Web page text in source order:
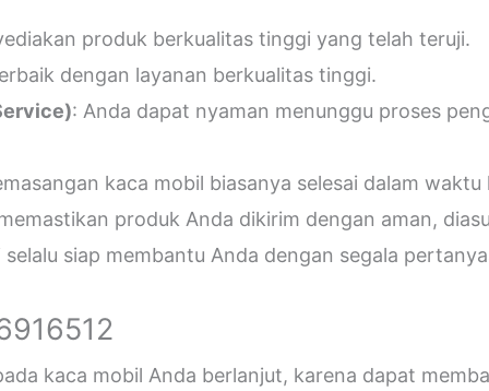
produk berkualitas tinggi yang telah teruji.
dengan layanan berkualitas tinggi.
: Anda dapat nyaman menunggu proses
kaca mobil biasanya selesai dalam
produk Anda dikirim dengan aman,
siap membantu Anda dengan segala
kaca mobil Anda berlanjut, karena dapat